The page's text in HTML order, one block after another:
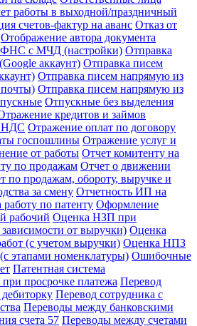
работы в выходной/праздничный
счетов-фактур на аванс Отказ от
Отображение автора документа
ФНС с МЧД (настройки) Отправка
аккаунт) Отправка писем
Отправка писем напрямую из
Отправка писем напрямую из
Отпускные без выделения
кредитов и займов
НДС Отражение оплат по договору
госпошлины Отражение услуг и
от работы Отчет комитенту на
по продажам Отчет о движении
по продажам, обороту, выручке и
за смену Отчетность ИП на
по патенту Оформление
рабочий Оценка НЗП при
от выручки) Оценка
(с учетом выручки) Оценка НПЗ
этапами номенклатуры) Ошибочные
Патентная система
просрочке платежа Перевод
Перевод сотрудника с
Переводы между банковскими
счета 57 Переводы между счетами